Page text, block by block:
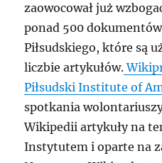
zaowocował już
ponad 500
Piłsudskiego, które są
liczbie artykułów.
Piłsudski Institute of
spotkania
Wikipedii artykuły na
Instytutem i oparte na